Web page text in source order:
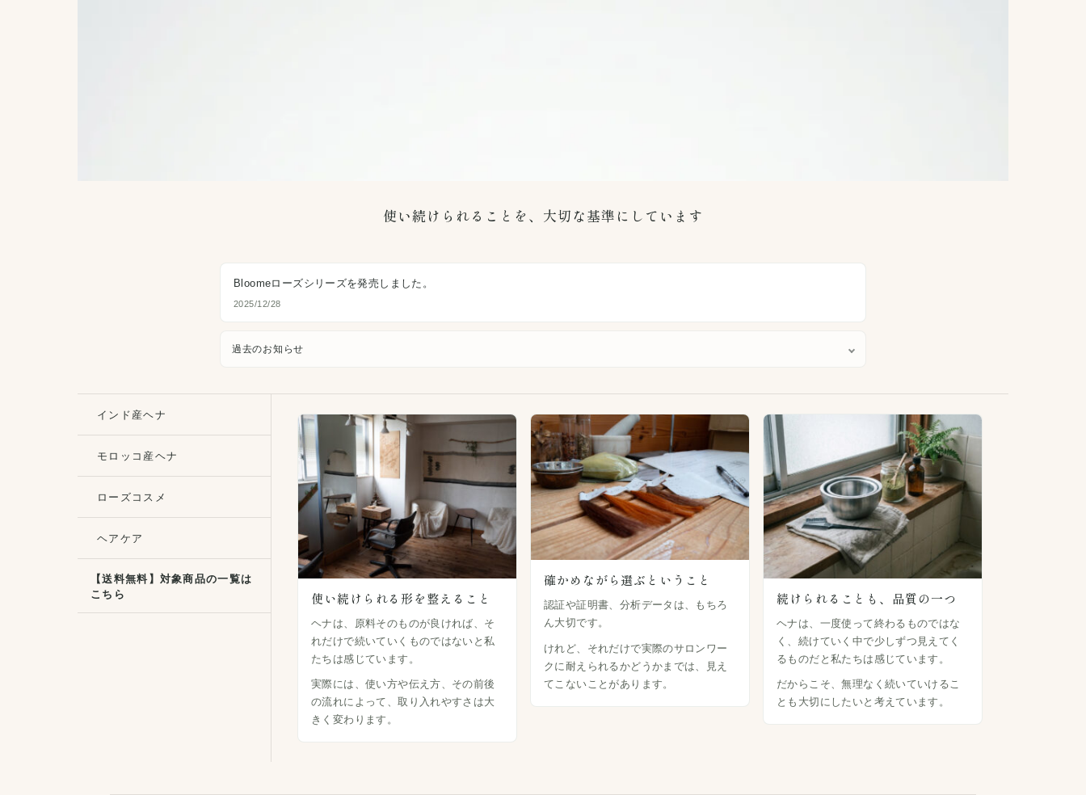
使い続けられることを、大切な基準にしています
Bloomeローズシリーズを発売しました。
2025/12/28
過去のお知らせ
インド産ヘナ
モロッコ産ヘナ
ローズコスメ
ヘアケア
【送料無料】対象商品の一覧は
こちら
使い続けられる形を整えること
ヘナは、原料そのものが良ければ、そ
れだけで続いていくものではないと私
たちは感じています。
実際には、使い方や伝え方、その前後
の流れによって、取り入れやすさは大
きく変わります。
確かめながら選ぶということ
認証や証明書、分析データは、もちろ
ん大切です。
けれど、それだけで実際のサロンワー
クに耐えられるかどうかまでは、見え
てこないことがあります。
続けられることも、品質の一つ
ヘナは、一度使って終わるものではな
く、続けていく中で少しずつ見えてく
るものだと私たちは感じています。
だからこそ、無理なく続いていけるこ
とも大切にしたいと考えています。